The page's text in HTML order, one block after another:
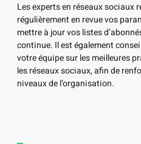
Les experts en réseaux sociaux
régulièrement en revue vos
mettre à jour vos listes
continue. Il est également
votre équipe sur les meilleures
les réseaux sociaux, afin de
niveaux de l’organisation.